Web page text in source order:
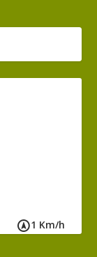
1 Km/h